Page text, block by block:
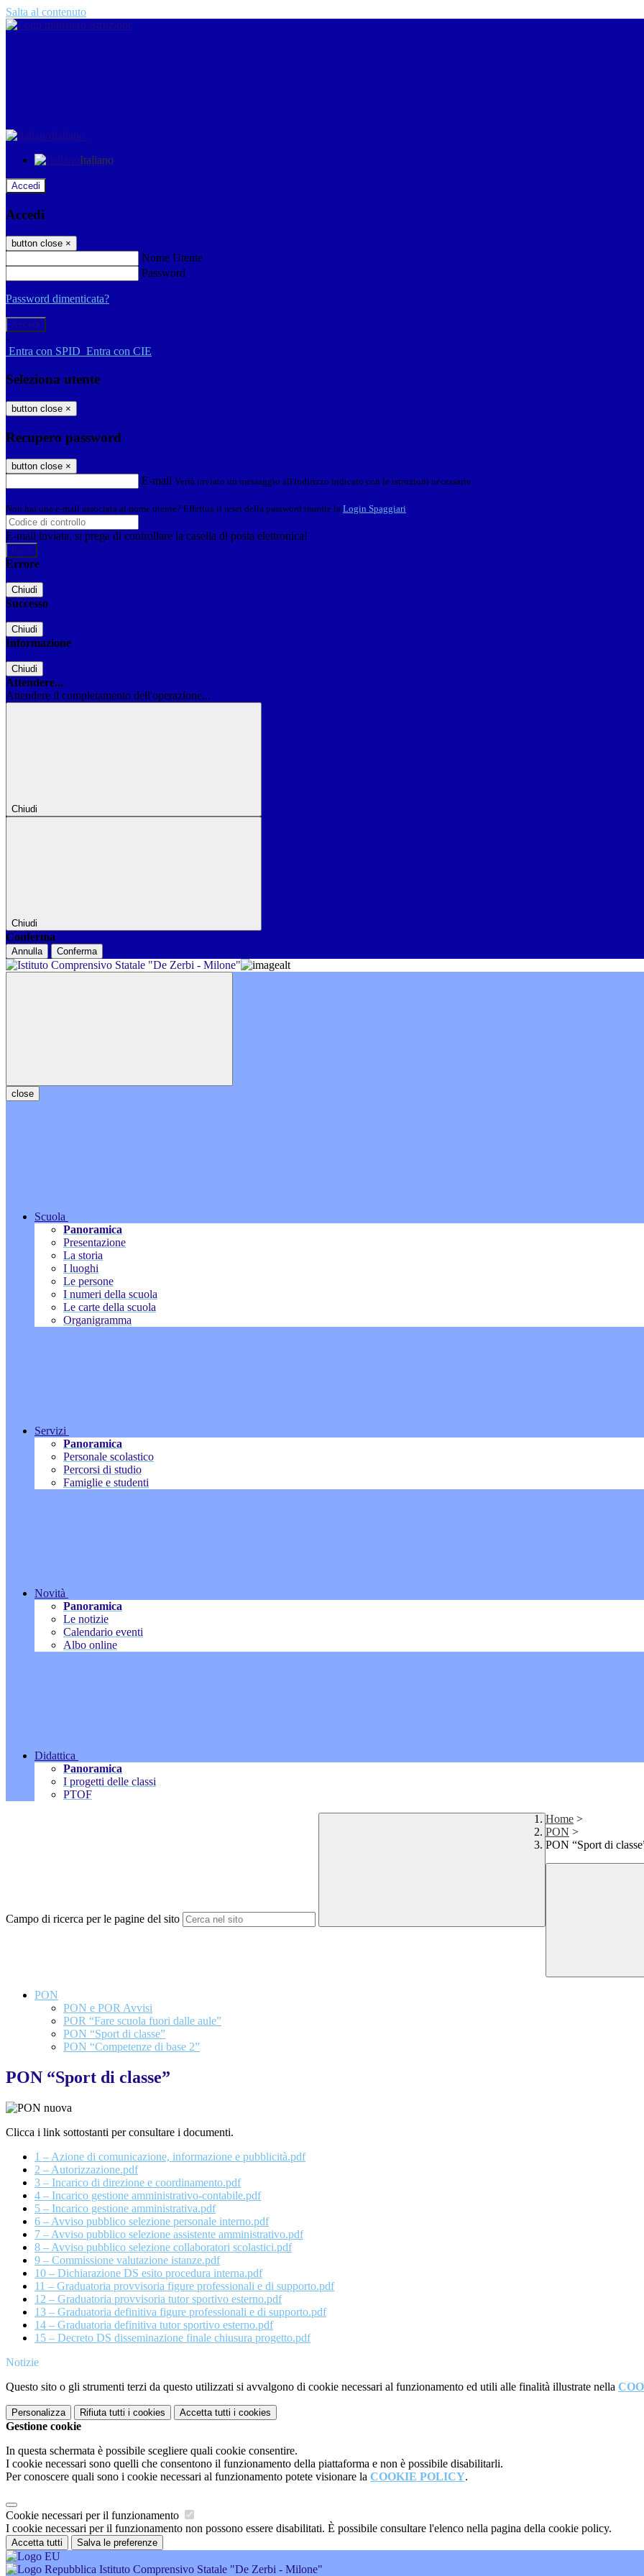
Salta al contenuto
Italiano
Italiano
Accedi
Accedi
button close ×
Nome Utente
Password
Password dimenticata?
-
Entra con SPID Entra con CIE
Seleziona utente
button close ×
Recupero password
button close ×
E-mail Verrà inviato un messaggio all'indirizzo indicato con le istruzioni necessarie.
Non hai una e-mail associata al nome utente? Effettua il reset della password tramite la Login Spaggiari
E-mail inviata, si prega di controllare la casella di posta elettronica!
Errore
Chiudi
Successo
Chiudi
Informazione
Chiudi
Attendere...
Attendere il completamento dell'operazione...
Chiudi
Chiudi
Conferma
Annulla Conferma
close
Scuola
Panoramica
Presentazione
La storia
I luoghi
Le persone
I numeri della scuola
Le carte della scuola
Organigramma
Servizi
Panoramica
Personale scolastico
Percorsi di studio
Famiglie e studenti
Novità
Panoramica
Le notizie
Calendario eventi
Albo online
Didattica
Panoramica
I progetti delle classi
PTOF
Campo di ricerca per le pagine del sito
Home >
PON >
PON “Sport di
PON
PON e POR Avvisi
POR “Fare scuola fuori dalle aule”
PON “Sport di classe”
PON “Competenze di base 2”
PON “Sport di classe”
Clicca i link sottostanti per consultare i documenti.
1 – Azione di comunicazione, informazione e pubblicità.pdf
2 – Autorizzazione.pdf
3 – Incarico di direzione e coordinamento.pdf
4 – Incarico gestione amministrativo-contabile.pdf
5 – Incarico gestione amministrativa.pdf
6 – Avviso pubblico selezione personale interno.pdf
7 – Avviso pubblico selezione assistente amministrativo.pdf
8 – Avviso pubblico selezione collaboratori scolastici.pdf
9 – Commissione valutazione istanze.pdf
10 – Dichiarazione DS esito procedura interna.pdf
11 – Graduatoria provvisoria figure professionali e di supporto.pdf
12 – Graduatoria provvisoria tutor sportivo esterno.pdf
13 – Graduatoria definitiva figure professionali e di supporto.pdf
14 – Graduatoria definitiva tutor sportivo esterno.pdf
15 – Decreto DS disseminazione finale chiusura progetto.pdf
Notizie
Questo sito o gli strumenti terzi da questo utilizzati si avvalgono di cookie necessari al funzionamento ed utili alle finalità illustrate nella
Personalizza Rifiuta tutti i cookies Accetta tutti i cookies
Gestione cookie
In questa schermata è possibile scegliere quali cookie consentire.
I cookie necessari sono quelli che consentono il funzionamento della piattaforma e non è possibile disabilitarli.
Per conoscere quali sono i cookie necessari al funzionamento potete visionare la COOKIE POLICY.
Cookie necessari per il funzionamento
I cookie necessari per il funzionamento non possono essere disabilitati. È possibile consultare l'elenco nella pagina della cookie policy.
Accetta tutti Salva le preferenze
Istituto Comprensivo Statale "De Zerbi - Milone"